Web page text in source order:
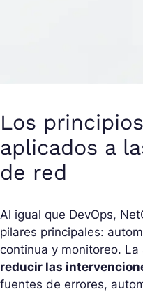
Los
aplicados a
de red
Al igual que DevOps,
pilares principales:
continua y monitoreo.
reducir las
fuentes de errores,